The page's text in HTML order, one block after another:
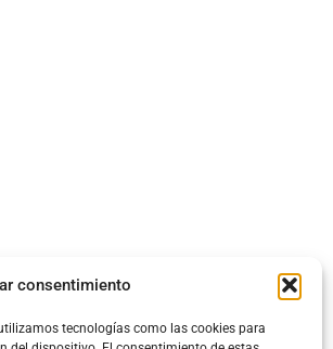
consentimiento
tecnologías como las cookies para